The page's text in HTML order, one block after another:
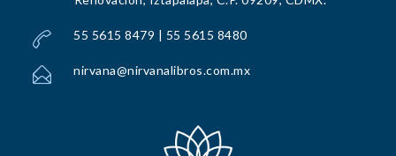
55 5615 8479 | 55 5615 8480
nirvana@nirvanalibros.com.mx